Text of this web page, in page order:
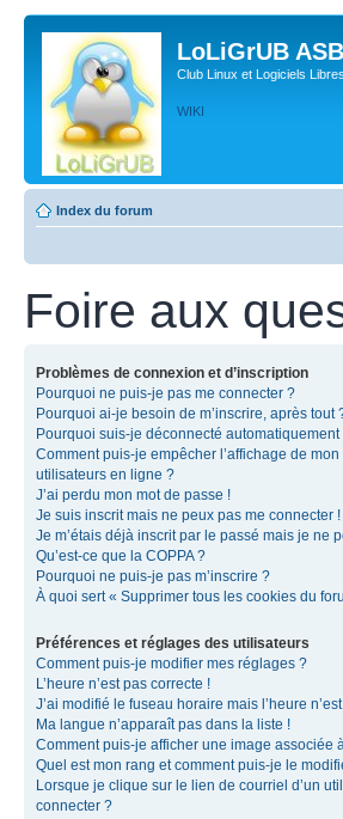
LoLiGrUB
Club Linux et Logiciels
WIKI
Index du forum
Foire aux
Problèmes de connexion et d’inscription
Pourquoi ne puis-je pas me connecter ?
Pourquoi ai-je besoin de m’inscrire, après tout
Pourquoi suis-je déconnecté automatiquement
Comment puis-je empêcher l’affichage de
utilisateurs en ligne ?
J’ai perdu mon mot de passe !
Je suis inscrit mais ne peux pas me connecter !
Je m’étais déjà inscrit par le passé mais je ne
Qu’est-ce que la COPPA ?
Pourquoi ne puis-je pas m’inscrire ?
À quoi sert « Supprimer tous les cookies du
Préférences et réglages des utilisateurs
Comment puis-je modifier mes réglages ?
L’heure n’est pas correcte !
J’ai modifié le fuseau horaire mais l’heure
Ma langue n’apparaît pas dans la liste !
Comment puis-je afficher une image associée
Quel est mon rang et comment puis-je le
Lorsque je clique sur le lien de courriel d’un
connecter ?